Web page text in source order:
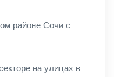
на улицах в